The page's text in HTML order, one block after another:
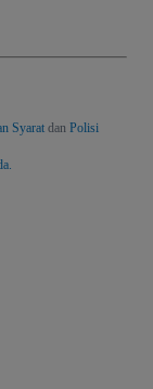
Syarat dan Polisi